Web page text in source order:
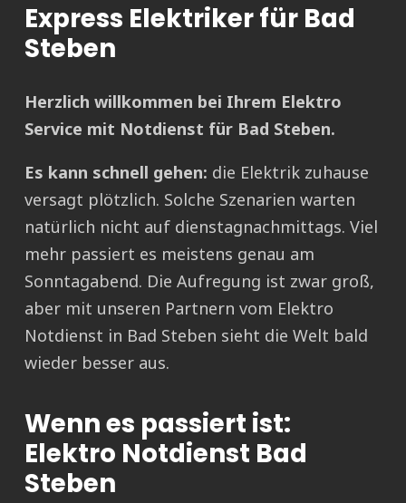
Express Elektriker für Bad
Steben
Herzlich willkommen bei Ihrem Elektro
Service mit Notdienst für Bad Steben.
Es kann schnell gehen: die Elektrik zuhause
versagt plötzlich. Solche Szenarien warten
natürlich nicht auf dienstagnachmittags. Viel
mehr passiert es meistens genau am
Sonntagabend. Die Aufregung ist zwar groß,
aber mit unseren Partnern vom Elektro
Notdienst in Bad Steben sieht die Welt bald
wieder besser aus.
Wenn es passiert ist:
Elektro Notdienst Bad
Steben